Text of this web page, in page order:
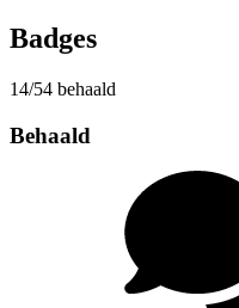
Badges
14/54 behaald
Behaald